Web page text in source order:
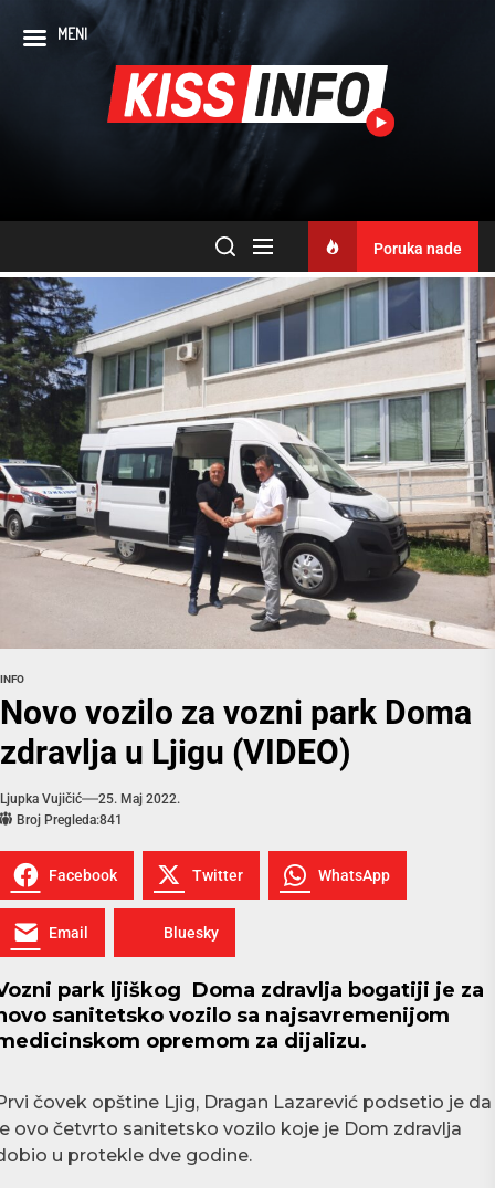
Poruka nade
INFO
Novo vozilo za vozni park Doma
zdravlja u Ljigu (VIDEO)
Ljupka Vujičić
25. Maj 2022.
Broj Pregleda:841
Facebook Twitter WhatsApp
Email Bluesky
park ljiškog Doma zdravlja bogatiji je za
sanitetsko vozilo sa najsavremenijom
opremom za dijalizu.
čovek opštine Ljig, Dragan Lazarević podsetio je da
ovo četvrto sanitetsko vozilo koje je Dom zdravlja
u protekle dve godine.
MENI